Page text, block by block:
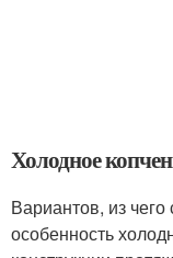
Холодное
Вариантов, из
особенность